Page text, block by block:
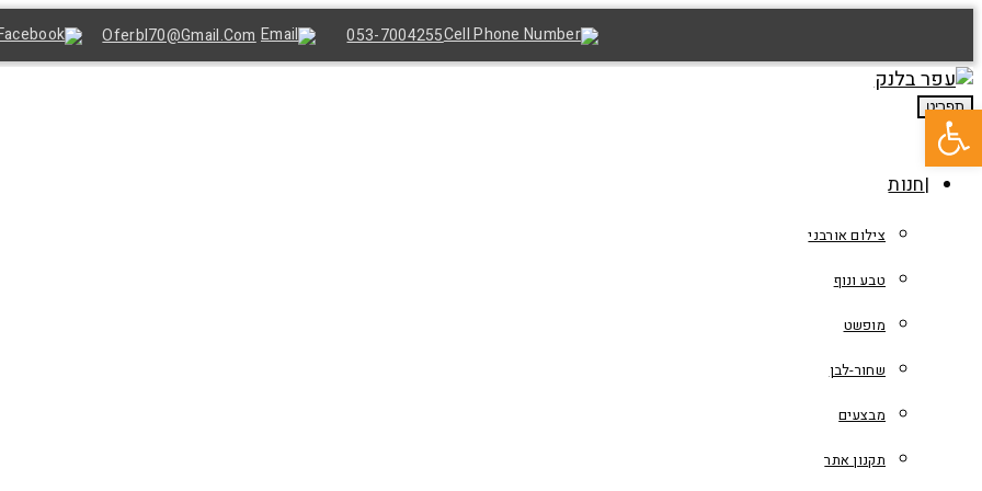
053-7004255
Oferbl70@gmail.Com
תפריט
חנות
צילום אורבני
טבע ונוף
מופשט
שחור-לבן
מבצעים
תקנון אתר
פתח סרגל נגישות